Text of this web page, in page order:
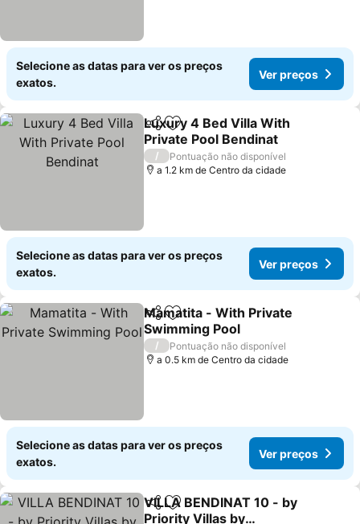
Selecione as datas para ver os preços
exatos.
Ver preços
PartilharAdicionar aos favoritos
Luxury 4 Bed Villa With
Private Pool Bendinat
/
Pontuação não disponível
a 1.2 km de Centro da cidade
Selecione as datas para ver os preços
exatos.
Ver preços
PartilharAdicionar aos favoritos
Mamatita - With Private
Swimming Pool
/
Pontuação não disponível
a 0.5 km de Centro da cidade
Selecione as datas para ver os preços
exatos.
Ver preços
PartilharAdicionar aos favoritos
VILLA BENDINAT 10 - by
Priority Villas by